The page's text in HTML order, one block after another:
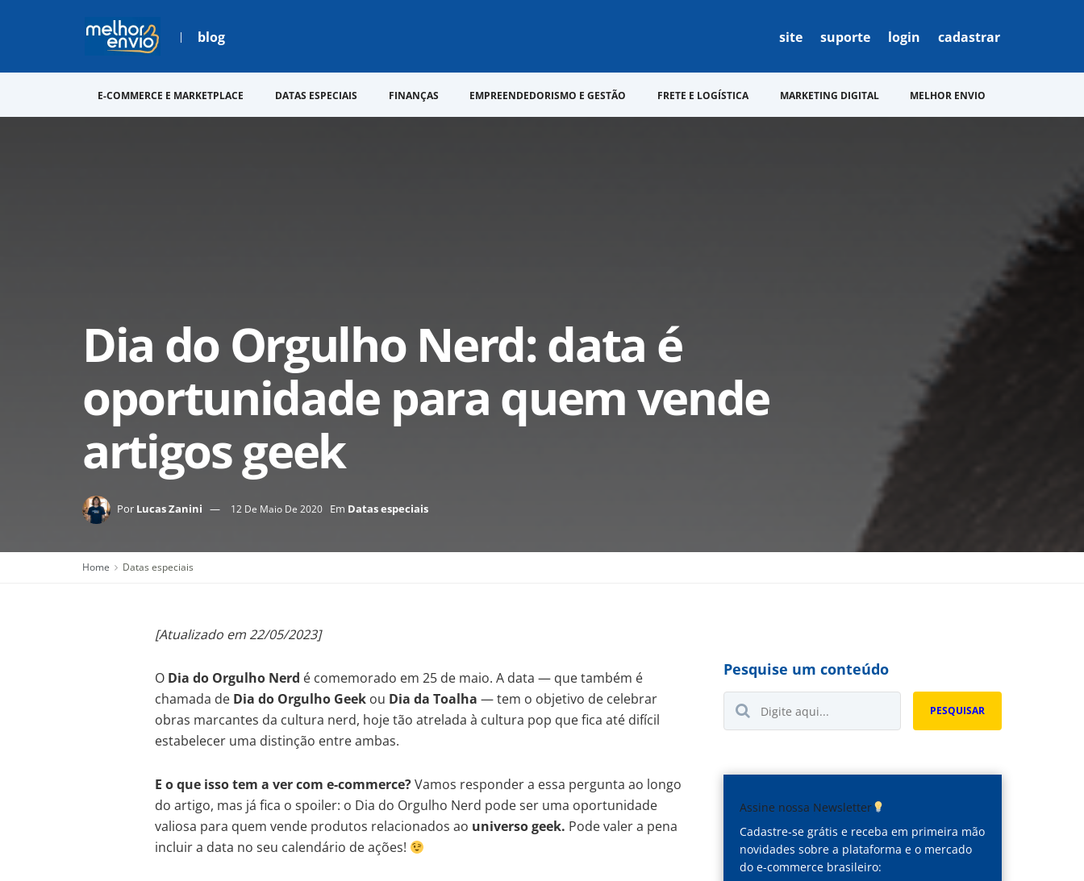
blog site suporte login cadastrar
E-COMMERCE E MARKETPLACE DATAS ESPECIAIS FINANÇAS EMPREENDEDORISMO E GESTÃO FRETE E LOGÍSTICA MARKETING DIGITAL MELHOR ENVIO
Dia do Orgulho Nerd: data é
oportunidade para quem vende
artigos geek
Por Lucas Zanini 12 De Maio De 2020 Em Datas especiais
Home Datas especiais
[Atualizado em 22/05/2023]
O Dia do Orgulho Nerd é comemorado em 25 de maio. A data — que também é
chamada de Dia do Orgulho Geek ou Dia da Toalha — tem o objetivo de celebrar
obras marcantes da cultura nerd, hoje tão atrelada à cultura pop que fica até difícil
estabelecer uma distinção entre ambas.
E o que isso tem a ver com e-commerce?Vamos responder a essa pergunta ao longo
do artigo, mas já fica o spoiler: o Dia do Orgulho Nerd pode ser uma oportunidade
valiosa para quem vende produtos relacionados ao universo geek. Pode valer a pena
incluir a data no seu calendário de ações!
Pesquise um conteúdo
PESQUISAR
Assine nossa Newsletter
Cadastre-se grátis e receba em primeira mão
novidades sobre a plataforma e o mercado
do e-commerce brasileiro: